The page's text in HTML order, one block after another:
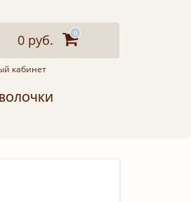
0 руб. 0
кабинет